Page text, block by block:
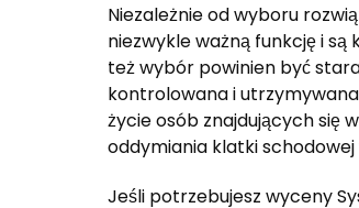
Niezależnie od wyboru
niezwykle ważną funkcję i
też wybór powinien być
kontrolowana i
życie osób znajdujących się
oddymiania klatki
Jeśli potrzebujesz wyceny